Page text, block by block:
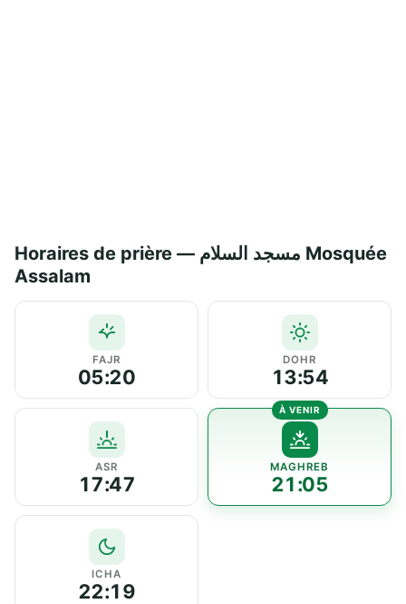
Horaires de prière — مسجد السلام Mosquée
Assalam
FAJR
05:20
DOHR
13:54
ASR
17:47
MAGHREB
21:05
ICHA
22:19